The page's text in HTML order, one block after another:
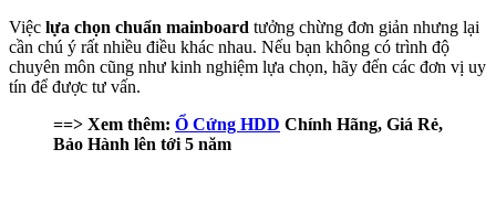
Việc lựa chọn chuẩn mainboard tưởng chừng đơn giản nhưng lại
cần chú ý rất nhiều điều khác nhau. Nếu bạn không có trình độ
chuyên môn cũng như kinh nghiệm lựa chọn, hãy đến các đơn vị uy
tín để được tư vấn.
==> Xem thêm: Ổ Cứng HDD Chính Hãng, Giá Rẻ,
Bảo Hành lên tới 5 năm